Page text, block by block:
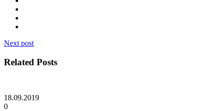
Next post
Related Posts
18.09.2019
0